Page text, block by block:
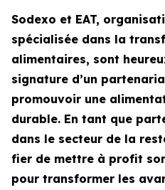
Sodexo et EAT,
spécialisée dans la
alimentaires, sont
signature d’un
promouvoir une
durable. En tant que
dans le secteur de la
fier de mettre à profit
pour transformer les